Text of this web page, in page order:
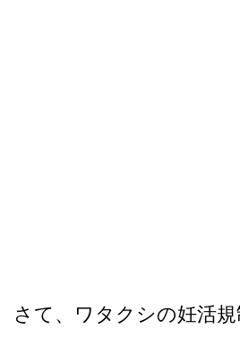
さて、ワタクシの妊活規